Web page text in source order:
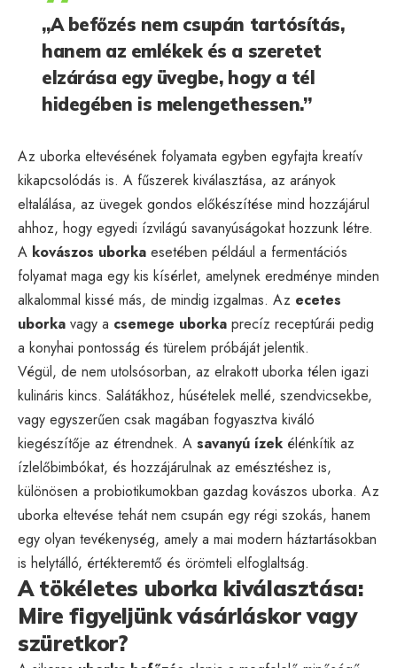
„A befőzés nem csupán tartósítás,
hanem az emlékek és a szeretet
elzárása egy üvegbe, hogy a tél
hidegében is melengethessen.”
Az uborka eltevésének folyamata egyben egyfajta kreatív
kikapcsolódás is. A fűszerek kiválasztása, az arányok
eltalálása, az üvegek gondos előkészítése mind hozzájárul
ahhoz, hogy egyedi ízvilágú savanyúságokat hozzunk létre.
A kovászos uborka esetében például a fermentációs
folyamat maga egy kis kísérlet, amelynek eredménye minden
alkalommal kissé más, de mindig izgalmas. Az ecetes
uborka vagy a csemege uborka precíz receptúrái pedig
a konyhai pontosság és türelem próbáját jelentik.
Végül, de nem utolsósorban, az elrakott uborka télen igazi
kulináris kincs. Salátákhoz, húsételek mellé, szendvicsekbe,
vagy egyszerűen csak magában fogyasztva kiváló
kiegészítője az étrendnek. A savanyú ízek élénkítik az
ízlelőbimbókat, és hozzájárulnak az emésztéshez is,
különösen a probiotikumokban gazdag kovászos uborka. Az
uborka eltevése tehát nem csupán egy régi szokás, hanem
egy olyan tevékenység, amely a mai modern háztartásokban
is helytálló, értékteremtő és örömteli elfoglaltság.
A tökéletes uborka kiválasztása:
Mire figyeljünk vásárláskor vagy
szüretkor?